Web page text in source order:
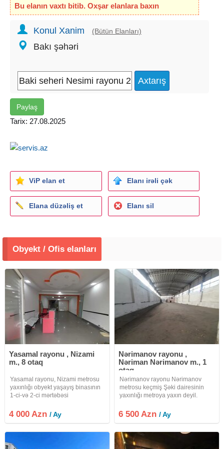
Bu elanın vaxtı bitib. Oxşar elanlara baxın
Konul Xanim (Bütün Elanları)
Bakı şəhəri
Paylaş
Tarix: 27.08.2025
ViP elan et Elanı irəli çək
Elana düzəliş et Elanı sil
Obyekt / Ofis elanları
Yasamal rayonu , Nizami
m., 8 otaq
Yasamal rayonu, Nizami metrosu
yaxınlığı obyekt yaşayış binasının
1-ci-və 2-ci mərtəbəsi
açıq zaldan ibarətdir. Otaqlara
bölünüb alçıpan ilə sökmək
4 000 Azn/ Ay
Nərimanov rayonu ,
Nəriman Nərimanov m., 1
otaq
Nərimanov rayonu Nərimanov
metrosu keçmiş Şəki dairesinin
yaxınlığı metroya yaxın deyil.
hissəyə bölüb vermək
mümkündür. Minumum kv 500kv
həyəti vardır
6 500 Azn/ Ay